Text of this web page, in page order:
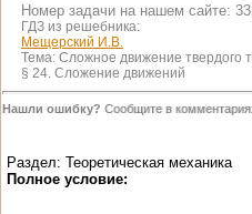
Номер задачи на нашем сайте:
ГДЗ из решебника:
Мещерский И.В.
Тема: Сложное движение твердого
§ 24. Сложение движений
Нашли ошибку? Сообщите в
Раздел: Теоретическая механика
Полное условие: